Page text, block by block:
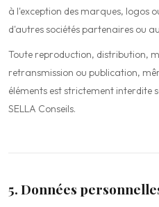
à l'exception des marques, logos
d'autres sociétés partenaires ou
Toute reproduction, distribution,
retransmission ou publication,
éléments est strictement interdite
SELLA Conseils.
5. Données